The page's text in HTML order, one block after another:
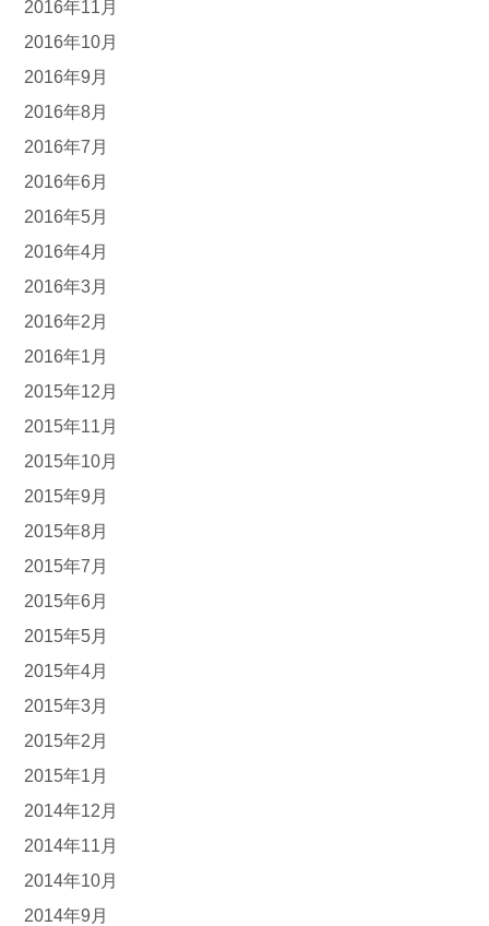
2016年11月
2016年10月
2016年9月
2016年8月
2016年7月
2016年6月
2016年5月
2016年4月
2016年3月
2016年2月
2016年1月
2015年12月
2015年11月
2015年10月
2015年9月
2015年8月
2015年7月
2015年6月
2015年5月
2015年4月
2015年3月
2015年2月
2015年1月
2014年12月
2014年11月
2014年10月
2014年9月